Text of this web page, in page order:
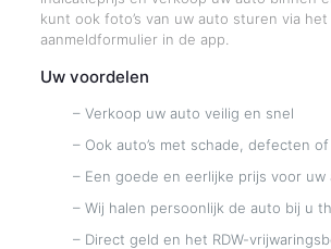
kunt ook foto’s van uw auto sturen via het
aanmeldformulier in de app.
Uw voordelen
– Verkoop uw auto veilig en snel
– Ook auto’s met schade, defecten
– Een goede en eerlijke prijs voor uw
– Wij halen persoonlijk de auto bij u
– Direct geld en het RDW-